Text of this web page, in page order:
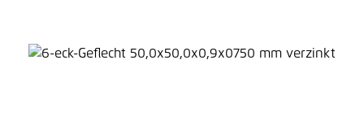
Bildergalerie überspringen